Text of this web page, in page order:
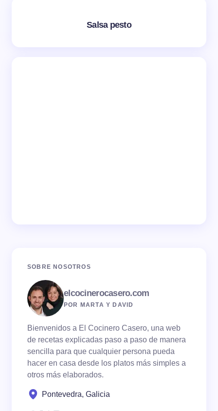
Salsa pesto
SOBRE NOSOTROS
elcocinerocasero.com
POR MARTA Y DAVID
Bienvenidos a El Cocinero Casero, una web
de recetas explicadas paso a paso de manera
sencilla para que cualquier persona pueda
hacer en casa desde los platos más simples a
otros más elaborados.
Pontevedra, Galicia